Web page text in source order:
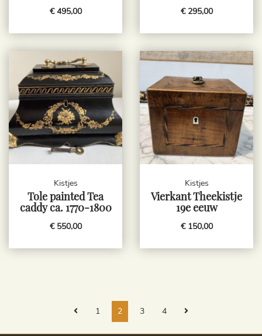
€ 495,00 € 295,00
Kistjes
Tole painted Tea
caddy ca. 1770-1800
€ 550,00
Kistjes
Vierkant Theekistje
19e eeuw
€ 150,00
1 2 3 4